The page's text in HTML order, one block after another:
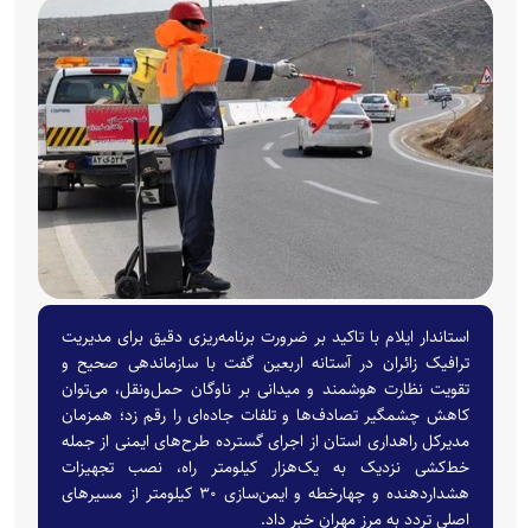
استاندار ایلام با تاکید بر ضرورت برنامه‌ریزی دقیق برای مدیریت
ترافیک زائران در آستانه اربعین گفت با سازماندهی صحیح و
تقویت نظارت هوشمند و میدانی بر ناوگان حمل‌ونقل، می‌توان
کاهش چشمگیر تصادف‌ها و تلفات جاده‌ای را رقم زد؛ همزمان
مدیرکل راهداری استان از اجرای گسترده طرح‌های ایمنی از جمله
خط‌کشی نزدیک به یک‌هزار کیلومتر راه، نصب تجهیزات
هشداردهنده و چهارخطه و ایمن‌سازی ۳۰ کیلومتر از مسیرهای
اصلی تردد به مرز مهران خبر داد.